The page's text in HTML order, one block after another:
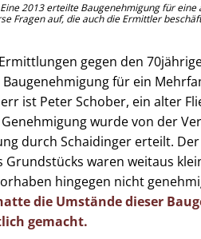
2013 erteilte Baugenehmigung für eine
Fragen auf, die auch die Ermittler
gegen den
für ein
ist Peter Schober, ein alter
wurde von der
durch Schaidinger erteilt. Der
waren weitaus
hingegen nicht
die Umstände dieser
gemacht.